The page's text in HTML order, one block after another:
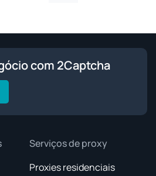
com 2Captcha
Serviços de proxy
Proxies residenciais